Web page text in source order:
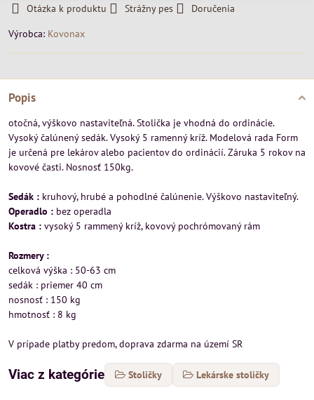
Otázka k produktu Strážny pes
Doručenia
Výrobca: Kovonax
Popis
otočná, výškovo nastaviteľná. Stolička je vhodná do ordinácie.
Vysoký čalúnený sedák. Vysoký 5 ramenný kríž. Modelová rada Form
je určená pre lekárov alebo pacientov do ordinácií. Záruka 5 rokov na
kovové časti. Nosnosť 150kg.
Sedák : kruhový, hrubé a pohodlné čalúnenie. Výškovo nastaviteľný.
Operadlo : bez operadla
Kostra : vysoký 5 rammený kríž, kovový pochrómovaný rám
Rozmery :
celková výška : 50-63 cm
sedák : priemer 40 cm
nosnosť : 150 kg
hmotnosť : 8 kg
V prípade platby predom, doprava zdarma na území SR
Viac z kategórie Stoličky Lekárske stoličky